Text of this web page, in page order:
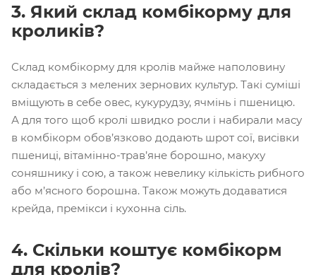
3. Який склад комбікорму для
кроликів?
Склад комбікорму для кролів майже наполовину
складається з мелених зернових культур. Такі суміші
вміщують в себе овес, кукурудзу, ячмінь і пшеницю.
А для того щоб кролі швидко росли і набирали масу
в комбікорм обов’язково додають шрот сої, висівки
пшениці, вітамінно-трав’яне борошно, макуху
соняшнику і сою, а також невелику кількість рибного
або м’ясного борошна. Також можуть додаватися
крейда, премікси і кухонна сіль.
4. Скільки коштує комбікорм
для кролів?